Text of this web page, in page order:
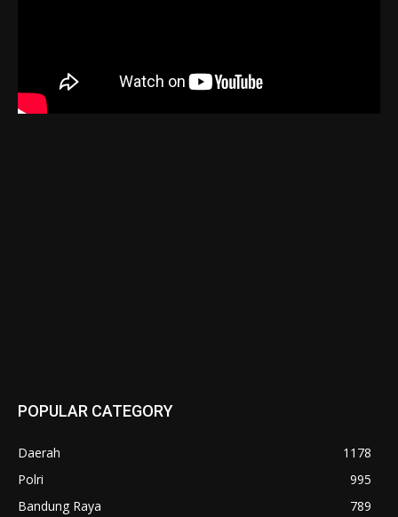
POPULAR CATEGORY
Daerah
1178
Polri
995
Bandung Raya
789